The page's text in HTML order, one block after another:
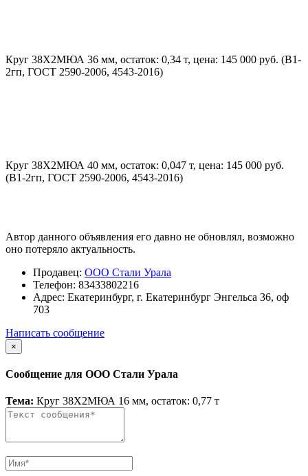
Круг 38Х2МЮА 36 мм, остаток: 0,34 т, цена: 145 000 руб. (В1-
2гп, ГОСТ 2590-2006, 4543-2016)
Круг 38Х2МЮА 40 мм, остаток: 0,047 т, цена: 145 000 руб.
(В1-2гп, ГОСТ 2590-2006, 4543-2016)
Автор данного объявления его давно не обновлял, возможно
оно потеряло актуальность.
Продавец: ООО Стали Урала
Телефон: 83433802216
Адрес: Екатеринбург, г. Екатеринбург Энгельса 36, оф
703
Написать сообщение
×
Сообщение для ООО Стали Урала
Тема: Круг 38Х2МЮА 16 мм, остаток: 0,77 т